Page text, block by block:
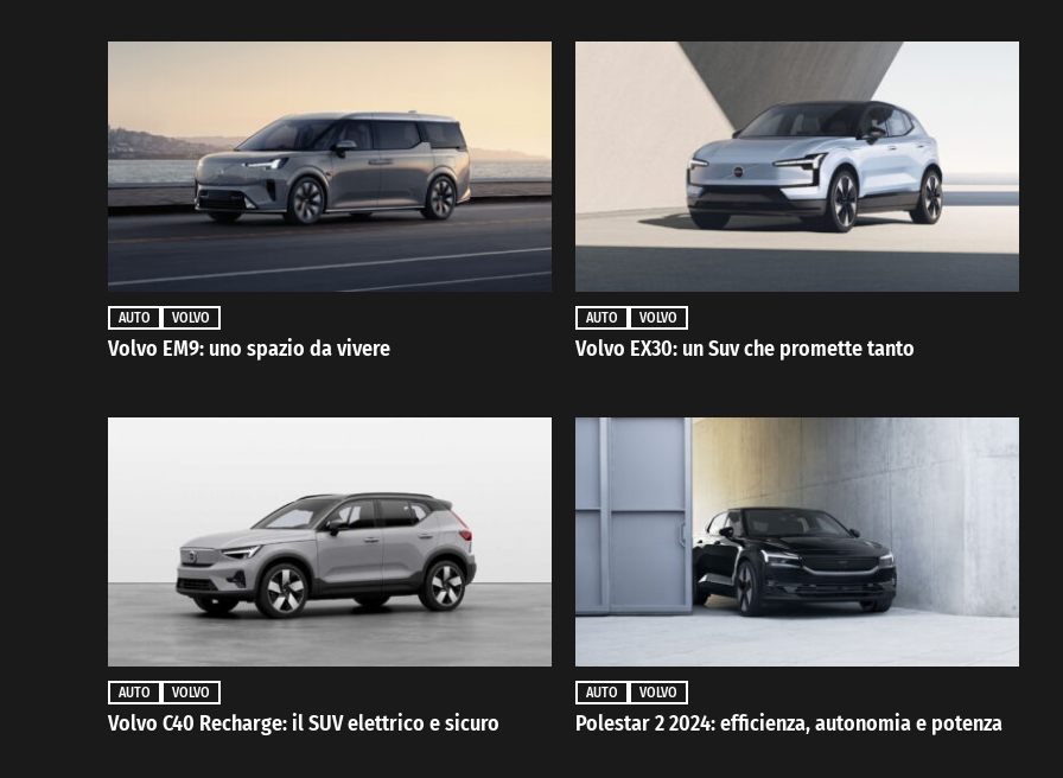
AUTO VOLVO
Volvo EM9: uno spazio da vivere
AUTO VOLVO
Volvo EX30: un Suv che promette tanto
AUTO VOLVO
Volvo C40 Recharge: il SUV elettrico e sicuro
AUTO VOLVO
Polestar 2 2024: efficienza, autonomia e potenza